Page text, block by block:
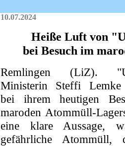
10.07.2024
Heiße Luft von
bei Besuch im
Remlingen (LiZ).
Ministerin Steffi Lemke
bei ihrem heutigen
maroden Atommüll-
eine klare Aussage,
gefährliche Atommüll,